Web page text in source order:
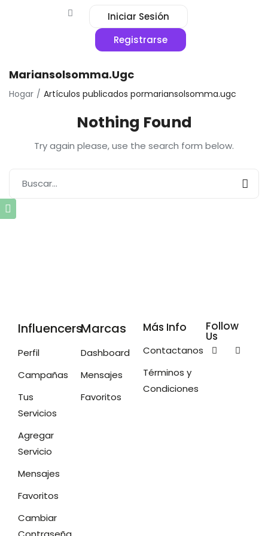
Iniciar Sesión
Registrarse
Mariansolsomma.ugc
Hogar Artículos publicados pormariansolsomma.ugc
Nothing Found
Try again please, use the search form below.
Influencers
Perfil
Campañas
Tus
Servicios
Agregar
Servicio
Mensajes
Favoritos
Cambiar
Marcas
Dashboard
Mensajes
Favoritos
Más Info
Contactanos
Términos y
Condiciones
Follow
Us